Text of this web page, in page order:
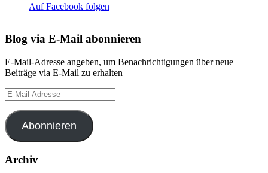
Auf Facebook folgen
Blog via E-Mail abonnieren
E-Mail-Adresse angeben, um Benachrichtigungen über neue
Beiträge via E-Mail zu erhalten
E-
Mail-
Adresse
Abonnieren
Archiv